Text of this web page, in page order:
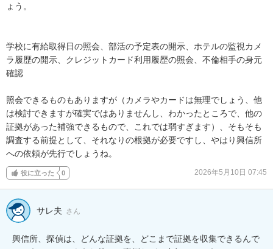
ょう。
学校に有給取得日の照会、部活の予定表の開示、ホテルの監視カメ
ラ履歴の開示、クレジットカード利用履歴の照会、不倫相手の身元
確認
照会できるものもありますが（カメラやカードは無理でしょう、他
は検討できますが確実ではありませんし、わかったところで、他の
証拠があった補強できるもので、これでは弱すぎます）、そもそも
調査する前提として、それなりの根拠が必要ですし、やはり興信所
への依頼が先行でしょうね。
役に立った 0 2026年5月10日 07:45
サレ夫 さん
興信所、探偵は、どんな証拠を、どこまで証拠を収集できるんで